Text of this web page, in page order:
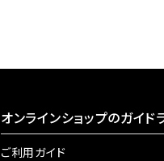
オンラインショップのガイド
ご利用ガイド